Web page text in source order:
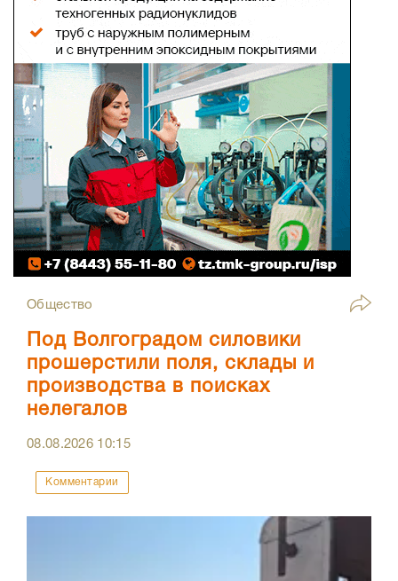
Общество
Под Волгоградом силовики
прошерстили поля, склады и
производства в поисках
нелегалов
08.08.2026 10:15
Комментарии